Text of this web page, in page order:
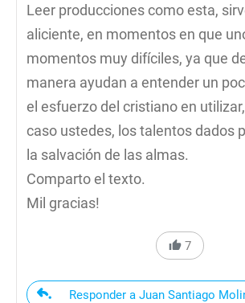
Leer producciones como esta,
aliciente, en momentos en que
momentos muy difíciles, ya que
manera ayudan a entender un
el esfuerzo del cristiano en
caso ustedes, los talentos dados
la salvación de las almas.
Comparto el texto.
Mil gracias!
7
Responder a Juan Santiago